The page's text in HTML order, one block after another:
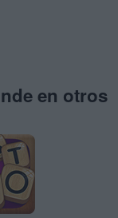
en otros